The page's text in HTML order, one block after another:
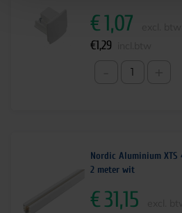
€1,07
€1,29
Nordic Aluminium
2 meter wit
€31,15